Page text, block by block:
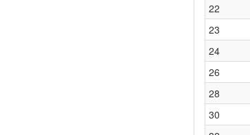
22
23
24
26
28
30